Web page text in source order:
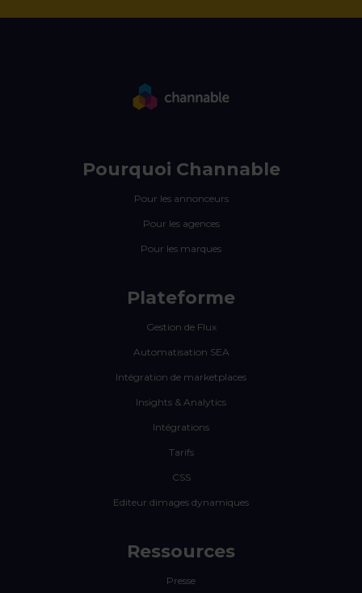
Pourquoi Channable
Pour les annonceurs
Pour les agences
Pour les marques
Plateforme
Gestion de Flux
Automatisation SEA
Intégration de marketplaces
Insights & Analytics
Intégrations
Tarifs
CSS
Editeur dimages dynamiques
Ressources
Presse